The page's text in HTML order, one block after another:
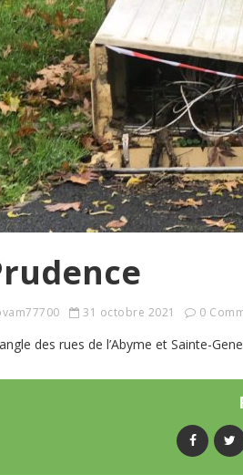
31 octobre 2021 0
des rues de l’Abyme et Sainte-